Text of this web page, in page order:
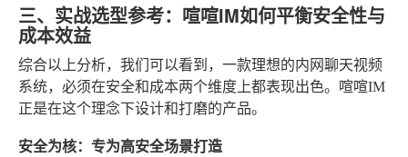
三、实战选型参考：喧喧IM如何平衡安全性与
成本效益
综合以上分析，我们可以看到，一款理想的内网聊天视频
系统，必须在安全和成本两个维度上都表现出色。喧喧IM
正是在这个理念下设计和打磨的产品。
安全为核：专为高安全场景打造